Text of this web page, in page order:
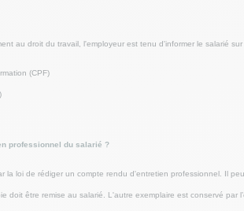
au droit du travail, l'employeur est tenu d'informer le salarié
(CPF)
professionnel du salarié ?
la loi de rédiger un compte rendu d'entretien professionnel. Il
doit être remise au salarié. L'autre exemplaire est conservé par